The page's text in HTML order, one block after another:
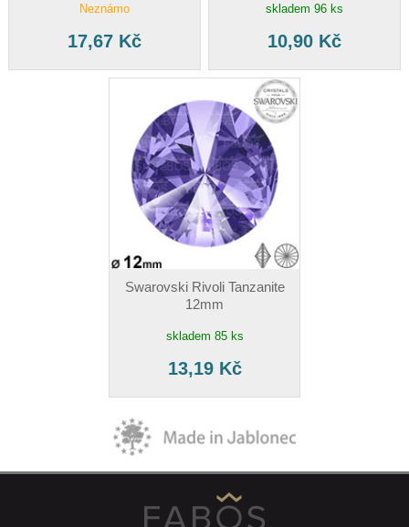
Neznámo
17,67 Kč
skladem 96 ks
10,90 Kč
Swarovski Rivoli Tanzanite
12mm
skladem 85 ks
13,19 Kč